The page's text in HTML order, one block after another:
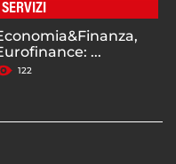
SERVIZI
...
122